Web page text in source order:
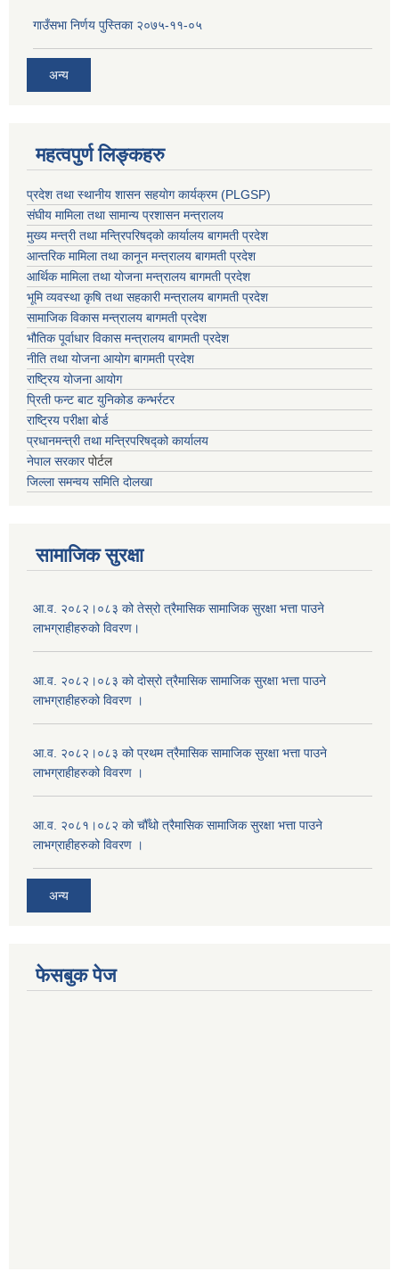
गाउँसभा निर्णय पुस्तिका २०७५-११-०५
अन्य
महत्वपुर्ण लिङ्कहरु
प्रदेश तथा स्थानीय शासन सहयाेग कार्यक्रम (PLGSP)
संघीय मामिला तथा सामान्य प्रशासन मन्त्रालय
मुख्य मन्त्री तथा मन्त्रिपरिषद्को कार्यालय बागमती प्रदेश
आन्तरिक मामिला तथा कानून मन्त्रालय बागमती प्रदेश
आर्थिक मामिला तथा योजना मन्त्रालय बागमती प्रदेश
भूमि व्यवस्था कृषि तथा सहकारी मन्त्रालय बागमती प्रदेश
सामाजिक विकास मन्त्रालय बागमती प्रदेश
भौतिक पूर्वाधार विकास मन्त्रालय बागमती प्रदेश
नीति तथा योजना आयोग बागमती प्रदेश
राष्ट्रिय योजना आयोग
प्रिती फन्ट बाट युनिकोड कन्भर्रटर
राष्ट्रिय परीक्षा बोर्ड
प्रधानमन्त्री तथा मन्त्रिपरिषद्को कार्यालय
नेपाल सरकारपोर्टल
जिल्ला समन्वय समिति दोलखा
सामाजिक सुरक्षा
आ.व. २०८२।०८३ को तेस्रो त्रैमासिक सामाजिक सुरक्षा भत्ता पाउने
लाभग्राहीहरुको विवरण।
आ.व. २०८२।०८३ को दोस्रो त्रैमासिक सामाजिक सुरक्षा भत्ता पाउने
लाभग्राहीहरुको विवरण ।
आ.व. २०८२।०८३ को प्रथम त्रैमासिक सामाजिक सुरक्षा भत्ता पाउने
लाभग्राहीहरुको विवरण ।
आ.व. २०८१।०८२ को चौँथो त्रैमासिक सामाजिक सुरक्षा भत्ता पाउने
लाभग्राहीहरुको विवरण ।
अन्य
फेसबुक पेज